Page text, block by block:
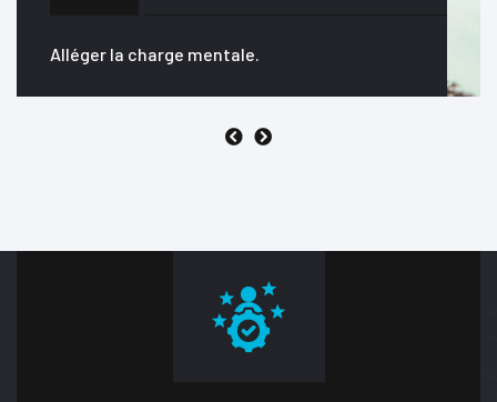
Clarifier vos choix et vos actions.